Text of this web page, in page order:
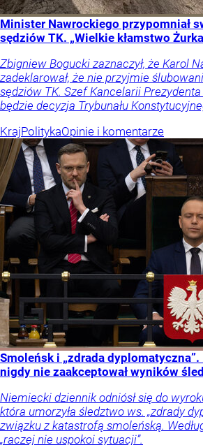
Minister Nawrockiego przypomniał
sędziów TK. „Wielkie kłamstwo
Zbigniew Bogucki zaznaczył, że Karol
zadeklarował, że nie przyjmie
sędziów TK. Szef Kancelarii
będzie decyzja Trybunału
KrajPolitykaOpinie i komentarze
Smoleńsk i „zdrada
nigdy nie zaakceptował wyników
Niemiecki dziennik odniósł się do
która umorzyła śledztwo ws. „zdrady
związku z katastrofą smoleńską.
„raczej nie uspokoi sytuacji”.